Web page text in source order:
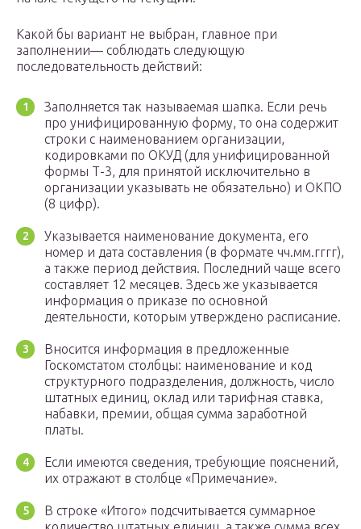
Какой бы вариант не выбран, главное при
заполнении— соблюдать следующую
последовательность действий:
Заполняется так называемая шапка. Если речь
про унифицированную форму, то она содержит
строки с наименованием организации,
кодировками по ОКУД (для унифицированной
формы Т-3, для принятой исключительно в
организации указывать не обязательно) и ОКПО
(8 цифр).
Указывается наименование документа, его
номер и дата составления (в формате чч.мм.гггг),
а также период действия. Последний чаще всего
составляет 12 месяцев. Здесь же указывается
информация о приказе по основной
деятельности, которым утверждено расписание.
Вносится информация в предложенные
Госкомстатом столбцы: наименование и код
структурного подразделения, должность, число
штатных единиц, оклад или тарифная ставка,
набавки, премии, общая сумма заработной
платы.
Если имеются сведения, требующие пояснений,
их отражают в столбце «Примечание».
В строке «Итого» подсчитывается суммарное